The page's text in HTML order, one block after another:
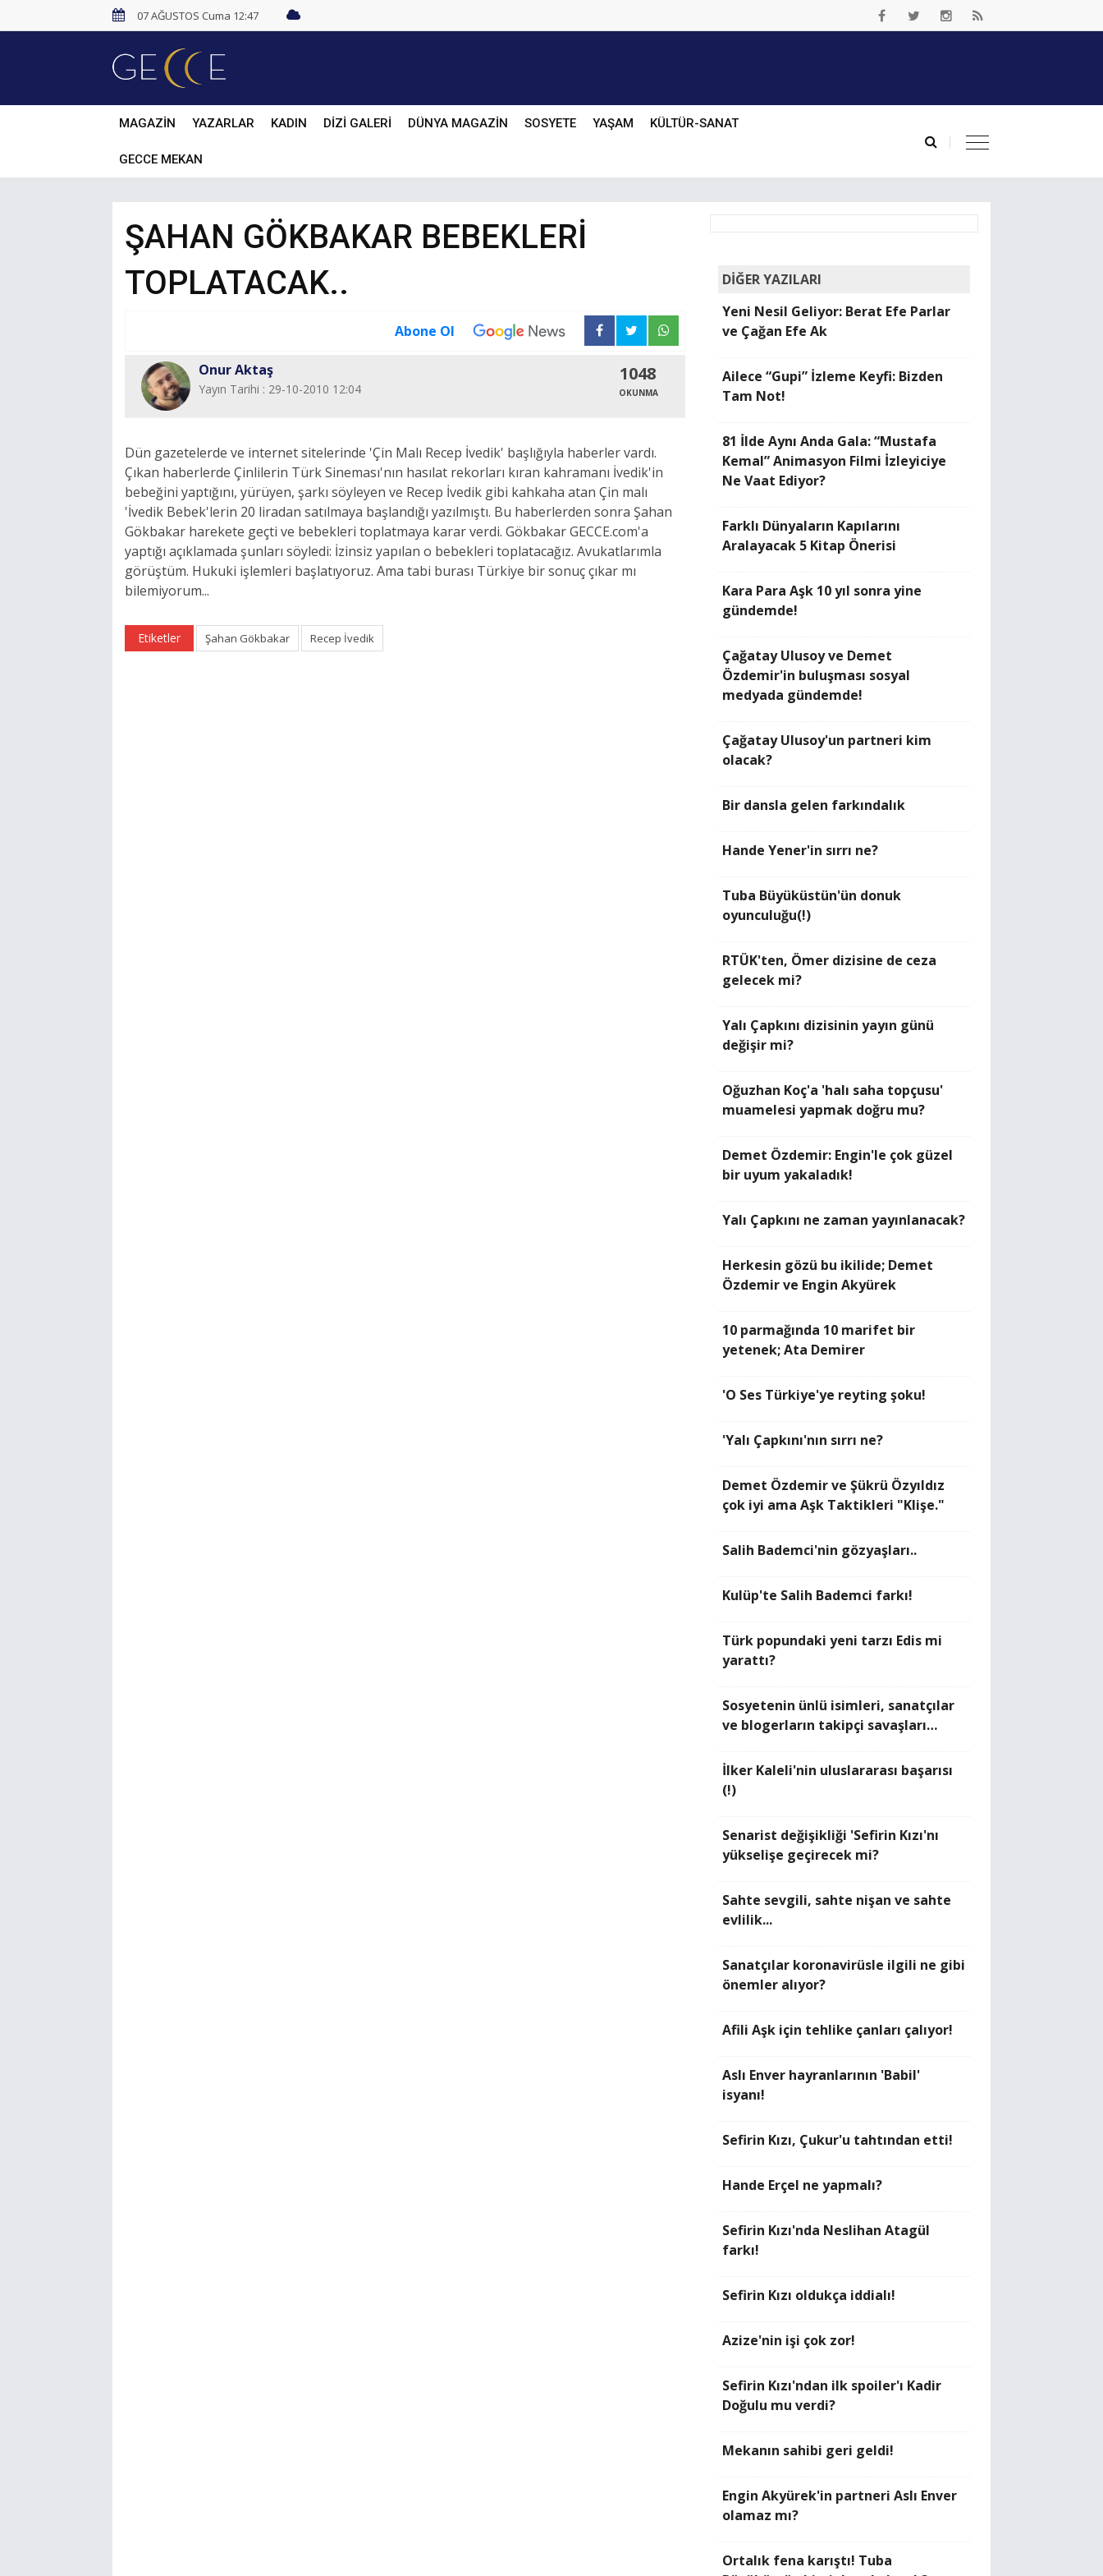
07 AĞUSTOS Cuma 12:47
MAGAZİN YAZARLAR KADIN DİZİ GALERİ DÜNYA MAGAZİN SOSYETE YAŞAM KÜLTÜR-SANAT
GECCE MEKAN
ŞAHAN GÖKBAKAR BEBEKLERİ
TOPLATACAK..
Abone Ol
Onur Aktaş
Yayın Tarihi : 29-10-2010 12:04
1048
OKUNMA
Dün gazetelerde ve internet sitelerinde 'Çin Malı Recep İvedik' başlığıyla haberler vardı.
Çıkan haberlerde Çinlilerin Türk Sineması'nın hasılat rekorları kıran kahramanı İvedik'in
bebeğini yaptığını, yürüyen, şarkı söyleyen ve Recep İvedik gibi kahkaha atan Çin malı
'İvedik Bebek'lerin 20 liradan satılmaya başlandığı yazılmıştı. Bu haberlerden sonra Şahan
Gökbakar harekete geçti ve bebekleri toplatmaya karar verdi. Gökbakar GECCE.com'a
yaptığı açıklamada şunları söyledi: İzinsiz yapılan o bebekleri toplatacağız. Avukatlarımla
görüştüm. Hukuki işlemleri başlatıyoruz. Ama tabi burası Türkiye bir sonuç çıkar mı
bilemiyorum...
Etiketler Şahan Gökbakar Recep İvedik
DİĞER YAZILARI
Yeni Nesil Geliyor: Berat Efe Parlar
ve Çağan Efe Ak
Ailece “Gupi” İzleme Keyfi: Bizden
Tam Not!
81 İlde Aynı Anda Gala: “Mustafa
Kemal” Animasyon Filmi İzleyiciye
Ne Vaat Ediyor?
Farklı Dünyaların Kapılarını
Aralayacak 5 Kitap Önerisi
Kara Para Aşk 10 yıl sonra yine
gündemde!
Çağatay Ulusoy ve Demet
Özdemir'in buluşması sosyal
medyada gündemde!
Çağatay Ulusoy'un partneri kim
olacak?
Bir dansla gelen farkındalık
Hande Yener'in sırrı ne?
Tuba Büyüküstün'ün donuk
oyunculuğu(!)
RTÜK'ten, Ömer dizisine de ceza
gelecek mi?
Yalı Çapkını dizisinin yayın günü
değişir mi?
Oğuzhan Koç'a 'halı saha topçusu'
muamelesi yapmak doğru mu?
Demet Özdemir: Engin'le çok güzel
bir uyum yakaladık!
Yalı Çapkını ne zaman yayınlanacak?
Herkesin gözü bu ikilide; Demet
Özdemir ve Engin Akyürek
10 parmağında 10 marifet bir
yetenek; Ata Demirer
'O Ses Türkiye'ye reyting şoku!
'Yalı Çapkını'nın sırrı ne?
Demet Özdemir ve Şükrü Özyıldız
çok iyi ama Aşk Taktikleri "Klişe."
Salih Bademci'nin gözyaşları..
Kulüp'te Salih Bademci farkı!
Türk popundaki yeni tarzı Edis mi
yarattı?
Sosyetenin ünlü isimleri, sanatçılar
ve blogerların takipçi savaşları…
İlker Kaleli'nin uluslararası başarısı
(!)
Senarist değişikliği 'Sefirin Kızı'nı
yükselişe geçirecek mi?
Sahte sevgili, sahte nişan ve sahte
evlilik...
Sanatçılar koronavirüsle ilgili ne gibi
önemler alıyor?
Afili Aşk için tehlike çanları çalıyor!
Aslı Enver hayranlarının 'Babil'
isyanı!
Sefirin Kızı, Çukur'u tahtından etti!
Hande Erçel ne yapmalı?
Sefirin Kızı'nda Neslihan Atagül
farkı!
Sefirin Kızı oldukça iddialı!
Azize'nin işi çok zor!
Sefirin Kızı'ndan ilk spoiler'ı Kadir
Doğulu mu verdi?
Mekanın sahibi geri geldi!
Engin Akyürek'in partneri Aslı Enver
olamaz mı?
Ortalık fena karıştı! Tuba